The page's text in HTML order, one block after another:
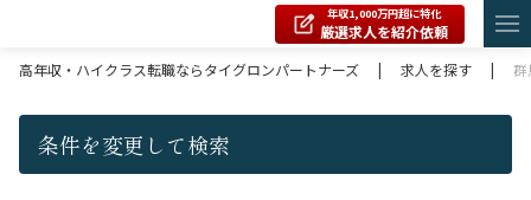
年収1,000万円超に特化
厳選求人を紹介依頼
高年収・ハイクラス転職ならタイグロンパートナーズ
| 求人を探す |
条件を変更して検索